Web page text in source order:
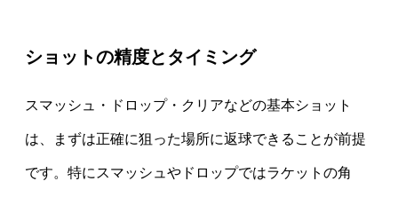
ショットの精度とタイミング
スマッシュ・ドロップ・クリアなどの基本ショット
は、まずは正確に狙った場所に返球できることが前提
です。特にスマッシュやドロップではラケットの角